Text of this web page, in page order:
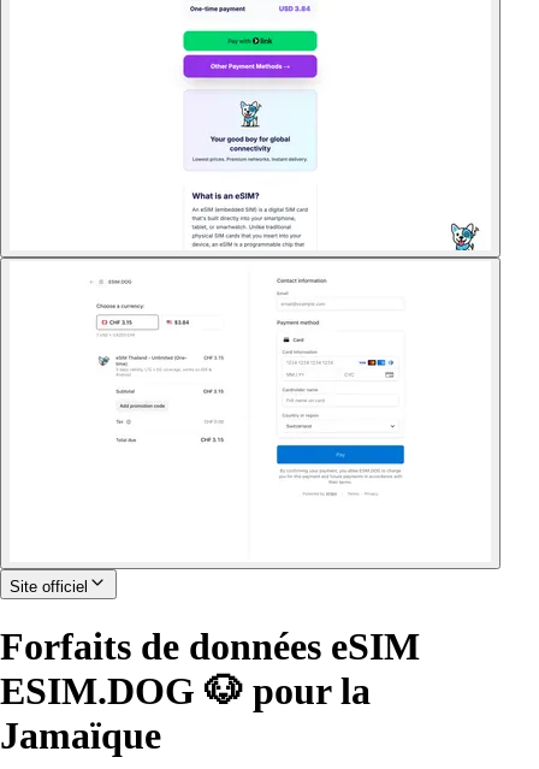
Site officiel
Forfaits de données eSIM
ESIM.DOG 🐶 pour la
Jamaïque